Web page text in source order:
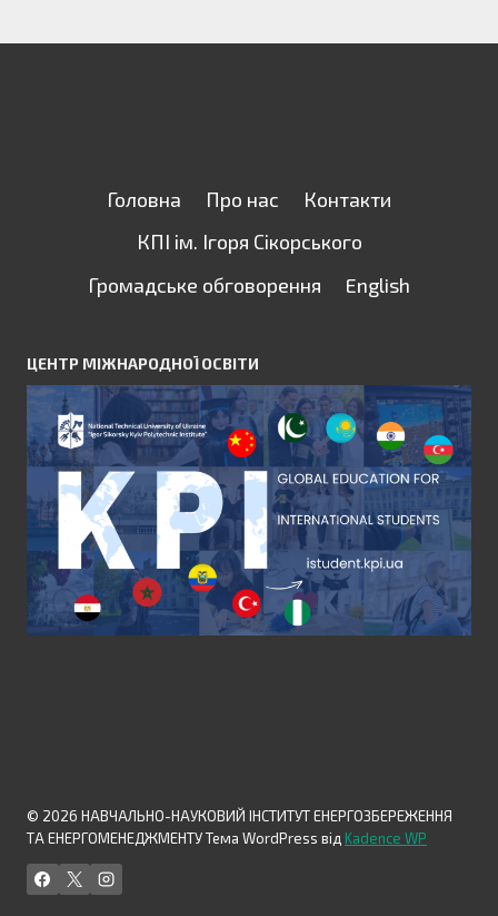
Головна Про нас
Контакти
КПІ ім. Ігоря Сікорського
Громадське обговорення
English
ЦЕНТР МІЖНАРОДНОЇ ОСВІТИ
© 2026 НАВЧАЛЬНО-НАУКОВИЙ ІНСТИТУТ ЕНЕРГОЗБЕРЕЖЕННЯ
ТА ЕНЕРГОМЕНЕДЖМЕНТУ Тема WordPress від Kadence WP